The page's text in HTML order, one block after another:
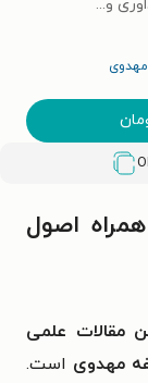
و...
اصول
مقالات علمی
مهدوی است.